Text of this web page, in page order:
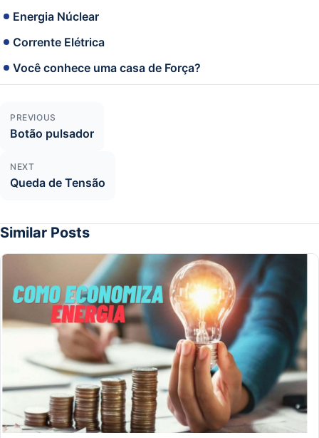
Energia Núclear
Corrente Elétrica
Você conhece uma casa de Força?
PREVIOUS
Botão pulsador
NEXT
Queda de Tensão
Similar Posts